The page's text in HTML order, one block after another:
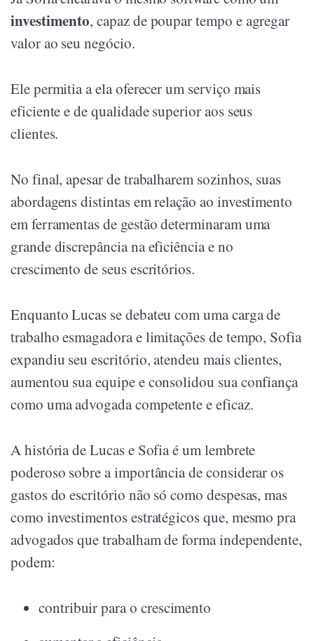
investimento, capaz de poupar tempo e agregar
valor ao seu negócio.
Ele permitia a ela oferecer um serviço mais
eficiente e de qualidade superior aos seus
clientes.
No final, apesar de trabalharem sozinhos, suas
abordagens distintas em relação ao investimento
em ferramentas de gestão determinaram uma
grande discrepância na eficiência e no
crescimento de seus escritórios.
Enquanto Lucas se debateu com uma carga de
trabalho esmagadora e limitações de tempo, Sofia
expandiu seu escritório, atendeu mais clientes,
aumentou sua equipe e consolidou sua confiança
como uma advogada competente e eficaz.
A história de Lucas e Sofia é um lembrete
poderoso sobre a importância de considerar os
gastos do escritório não só como despesas, mas
como investimentos estratégicos que, mesmo pra
advogados que trabalham de forma independente,
podem:
contribuir para o crescimento